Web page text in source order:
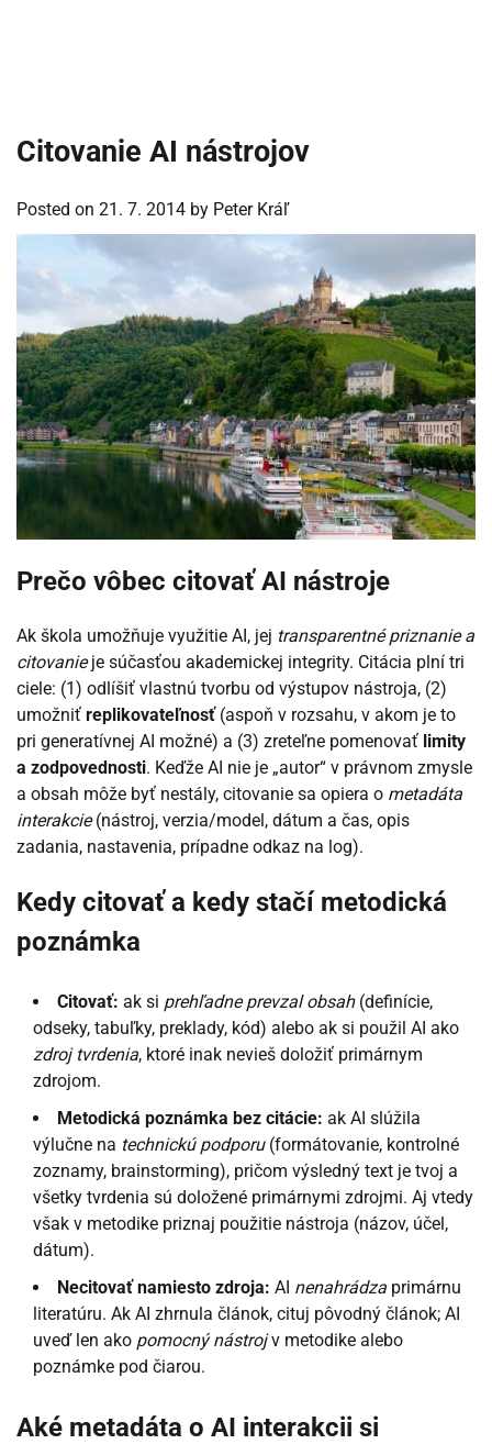
Citovanie AI nástrojov
Posted on 21. 7. 2014 by Peter Kráľ
Prečo vôbec citovať AI nástroje
Ak škola umožňuje využitie AI, jej transparentné priznanie a
citovanieje súčasťou akademickej integrity. Citácia plní tri
ciele: (1) odlíšiť vlastnú tvorbu od výstupov nástroja, (2)
umožniť replikovateľnosť(aspoň v rozsahu, v akom je to
pri generatívnej AI možné) a (3) zreteľne pomenovať limity
a zodpovednosti. Keďže AI nie je „autor“ v právnom zmysle
a obsah môže byť nestály, citovanie sa opiera o metadáta
interakcie(nástroj, verzia/model, dátum a čas, opis
zadania, nastavenia, prípadne odkaz na log).
Kedy citovať a kedy stačí metodická
poznámka
Citovať: ak si prehľadne prevzal obsah(definície,
odseky, tabuľky, preklady, kód) alebo ak si použil AI ako
zdroj tvrdenia, ktoré inak nevieš doložiť primárnym
zdrojom.
Metodická poznámka bez citácie: ak AI slúžila
výlučne na technickú podporu(formátovanie, kontrolné
zoznamy, brainstorming), pričom výsledný text je tvoj a
všetky tvrdenia sú doložené primárnymi zdrojmi. Aj vtedy
však v metodike priznaj použitie nástroja (názov, účel,
dátum).
Necitovať namiesto zdroja: AI nenahrádza primárnu
literatúru. Ak AI zhrnula článok, cituj pôvodný článok; AI
uveď len ako pomocný nástrojv metodike alebo
poznámke pod čiarou.
Aké metadáta o AI interakcii si